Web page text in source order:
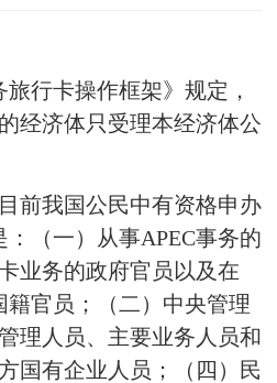
行卡操作框架》规定，
经济体只受理本经济体公
我国公民中有资格申办
：（一）从事APEC事务的
业务的政府官员以及在
籍官员；（二）中央管理
理人员、主要业务人员和
国有企业人员；（四）民